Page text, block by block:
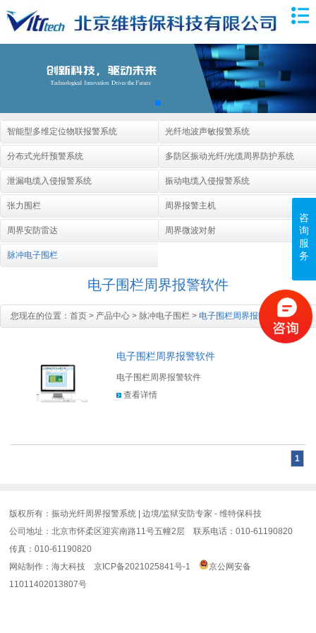
智能型多维定位物联报警系统 光纤地波声敏报警系统
分布式光纤预警系统 多防区振动光纤/光缆周界防护系统
泄漏电缆入侵报警系统 振动电缆入侵报警系统
张力围栏 周界报警主机
周界安防雷达 周界微波对射
脉冲电子围栏
电子围栏周界报警软件
您现在的位置： 首页 > 产品中心 > 脉冲电子围栏 > 电子围栏周界报警软件
电子围栏周界报警软件
电子围栏周界报警软件
查看详情
1
版权所有：振动光纤周界报警系统 | 边境/监狱安防专家 - 维特保科技
公司地址：北京市怀柔区迎宾南路11号五幢2层 联系电话：010-61190820
传真：010-61190820
网站制作 ：海大科技 京ICP备2021025841号-1
京公网安备
11011402013807号
咨
询
服
务